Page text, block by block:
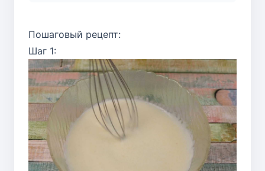
Пошаговый рецепт:
Шаг 1: